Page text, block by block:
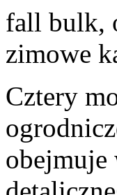
fall bulk,
zimowe
Cztery
obejmuje